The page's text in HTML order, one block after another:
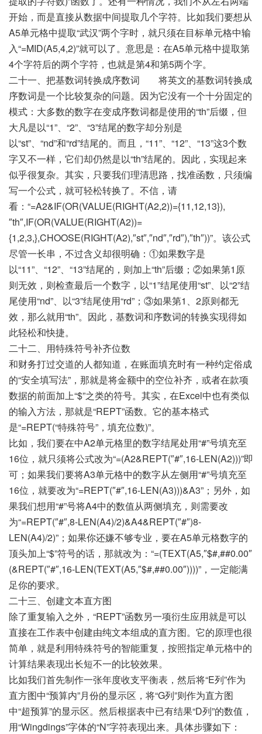
开始，而是直接从数据中间提取几个字符。比如我们要想从
A5单元格中提取“武汉”两个字时，就只须在目标单元格中输
入“=MID(A5,4,2)”就可以了。意思是：在A5单元格中提取第
4个字符后的两个字符，也就是第4和第5两个字。
二十一、把基数词转换成序数词 将英文的基数词转换成
序数词是一个比较复杂的问题。因为它没有一个十分固定的
模式：大多数的数字在变成序数词都是使用的“th”后缀，但
大凡是以“1”、“2”、“3”结尾的数字却分别是
以“st”、“nd”和“rd”结尾的。而且，“11”、“12”、“13”这3个数
字又不一样，它们却仍然是以“th”结尾的。因此，实现起来
似乎很复杂。其实，只要我们理清思路，找准函数，只须编
写一个公式，就可轻松转换了。不信，请
看：“=A2&IF(OR(VALUE(RIGHT(A2,2))={11,12,13}),
″th″,IF(OR(VALUE(RIGHT(A2))=
{1,2,3,},CHOOSE(RIGHT(A2),″st″,″nd″,″rd″),″th″))”。该公式
尽管一长串，不过含义却很明确：①如果数字是
以“11”、“12”、“13”结尾的，则加上“th”后缀；②如果第1原
则无效，则检查最后一个数字，以“1”结尾使用“st”、以“2”结
尾使用“nd”、以“3”结尾使用“rd”；③如果第1、2原则都无
效，那么就用“th”。因此，基数词和序数词的转换实现得如
此轻松和快捷。
二十二、用特殊符号补齐位数
和财务打过交道的人都知道，在账面填充时有一种约定俗成
的“安全填写法”，那就是将金额中的空位补齐，或者在款项
数据的前面加上“$”之类的符号。其实，在Excel中也有类似
的输入方法，那就是“REPT”函数。它的基本格式
是“=REPT(“特殊符号”，填充位数)”。
比如，我们要在中A2单元格里的数字结尾处用“#”号填充至
16位，就只须将公式改为“=(A2&REPT(″#″,16-LEN(A2)))”即
可；如果我们要将A3单元格中的数字从左侧用“#”号填充至
16位，就要改为“=REPT(″#″,16-LEN(A3)))&A3”；另外，如
果我们想用“#”号将A4中的数值从两侧填充，则需要改
为“=REPT(″#″,8-LEN(A4)/2)&A4&REPT(″#″)8-
LEN(A4)/2)”；如果你还嫌不够专业，要在A5单元格数字的
顶头加上“$”符号的话，那就改为：“=(TEXT(A5,″$#,##0.00″
(&REPT(″#″,16-LEN(TEXT(A5,″$#,##0.00″))))”，一定能满
足你的要求。
二十三、创建文本直方图
除了重复输入之外，“REPT”函数另一项衍生应用就是可以
直接在工作表中创建由纯文本组成的直方图。它的原理也很
简单，就是利用特殊符号的智能重复，按照指定单元格中的
计算结果表现出长短不一的比较效果。
比如我们首先制作一张年度收支平衡表，然后将“E列”作为
直方图中“预算内”月份的显示区，将“G列”则作为直方图
中“超预算”的显示区。然后根据表中已有结果“D列”的数值，
用“Wingdings”字体的“N”字符表现出来。具体步骤如下：